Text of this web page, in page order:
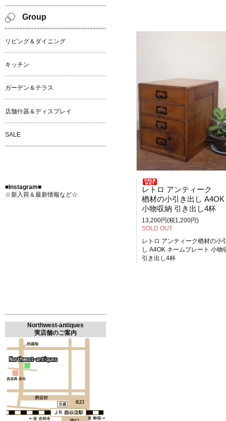
レトロ アンティーク
楢材の小引き出し A4OK ネームプレート
小物収納 引き出し4杯
13,200円(税1,200円)
SOLD OUT
レトロ アンティーク楢材の小
し A4OK ネームプレート 小物
引き出し4杯
Group
リビング＆ダイニング
キッチン
ガーデン＆テラス
店舗什器＆ディスプレイ
SALE
■Instagram■
☆新入荷＆最新情報など☆
Northwest-antiques
実店舗のご案内